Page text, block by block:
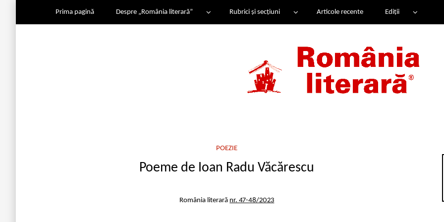
Prima pagină Despre „România literară” Rubrici și secțiuni Articole recente Ediții
POEZIE
Poeme de Ioan Radu Văcărescu
România literară nr. 47-48/2023